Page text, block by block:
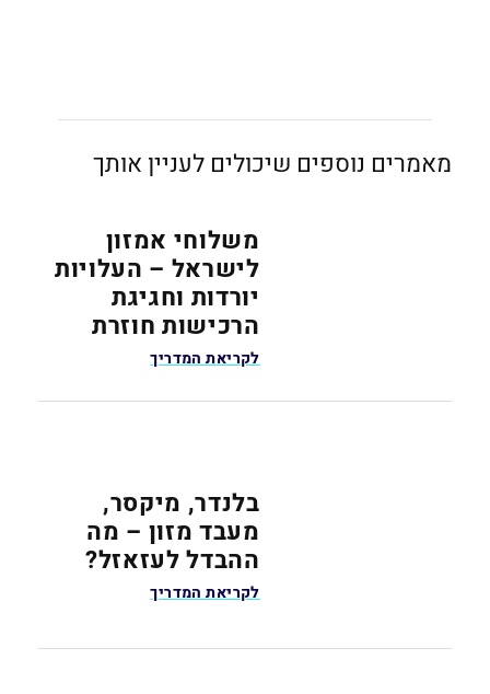
מאמרים נוספים שיכולים לעניין אותך
משלוחי אמזון
לישראל – העלויות
יורדות וחגיגת
הרכישות חוזרת
לקריאת המדריך
בלנדר, מיקסר,
מעבד מזון – מה
ההבדל לעזאזל?
לקריאת המדריך